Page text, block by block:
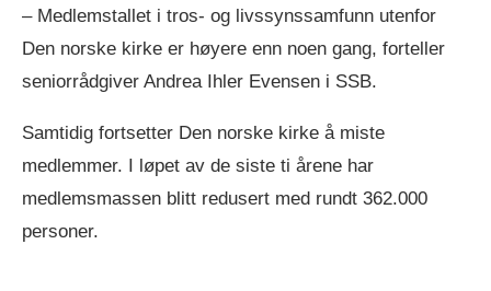
– Medlemstallet i tros- og livssynssamfunn utenfor
Den norske kirke er høyere enn noen gang, forteller
seniorrådgiver Andrea Ihler Evensen i SSB.
Samtidig fortsetter Den norske kirke å miste
medlemmer. I løpet av de siste ti årene har
medlemsmassen blitt redusert med rundt 362.000
personer.